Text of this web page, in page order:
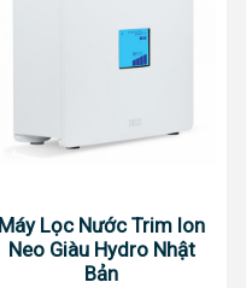
Máy Lọc Nước Trim Ion
Neo Giàu Hydro Nhật
Bản